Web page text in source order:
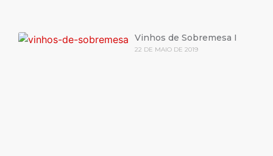
Vinhos de Sobremesa I
22 DE MAIO DE 2019